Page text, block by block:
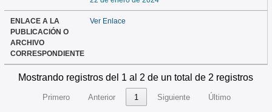
ENLACE A LA
PUBLICACIÓN O
ARCHIVO
CORRESPONDIENTE
Ver Enlace
Mostrando registros del 1 al 2 de un total de 2 registros
Primero Anterior 1 Siguiente Último